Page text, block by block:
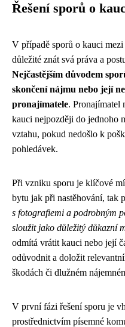
Řešení sporů o
V případě sporů o kauci
důležité znát svá práva a
Nejčastějším důvodem
skončení nájmu nebo její
pronajímatele. Pronajímatel
kauci nejpozději do jednoho
vztahu, pokud nedošlo k
pohledávek.
Při vzniku sporu je klíčové
bytu jak při nastěhování, tak
s fotografiemi a podrobným
sloužit jako důležitý důkazní
odmítá vrátit kauci nebo její
odůvodnit a doložit
škodách či dlužném
V první fázi řešení sporu je
prostřednictvím písemné